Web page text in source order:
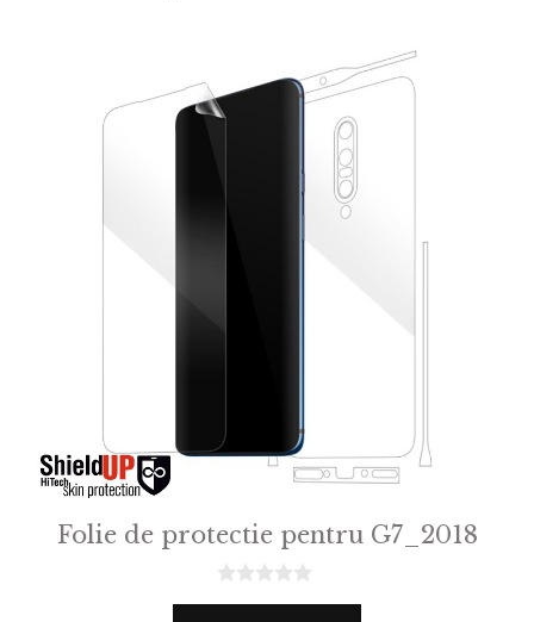
Folie de protectie pentru G7_2018
0